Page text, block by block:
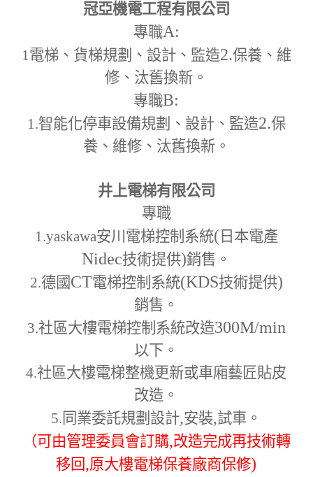
冠亞機電工程有限公司
專職A:
1電梯、貨梯規劃、設計、監造2.保養、維
修、汰舊換新。
專職B:
1.智能化停車設備規劃、設計、監造2.保
養、維修、汰舊換新。
井上電梯有限公司
專職
1.yaskawa安川電梯控制系統( 日本電產
Nidec技術提供)銷售。
2.德國 CT電梯控制系統(KDS技術提供)
銷售。
3.社區大樓電梯控制系統改造300M/min
以下。
4.社區大樓電梯整機更新或車廂藝匠貼皮
改造。
5. 同業委託規劃設計,安裝,試車。
（可由管理委員會訂購,改造完成再技術轉
移回,原大樓電梯保養廠商保修)